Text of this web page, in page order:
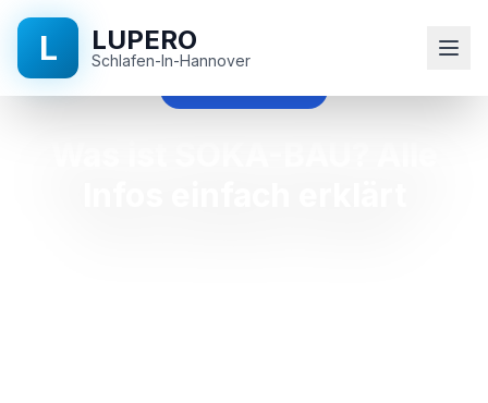
L LUPERO
Schlafen-In-Hannover